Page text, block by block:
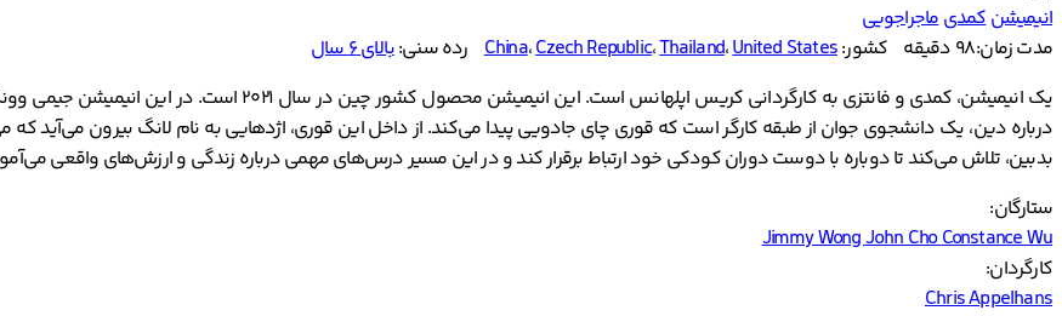
انیمیشنکمدیماجراجویی
مدت زمان: 98 دقیقه
کشور: China،Czech Republic،Thailand،United States رده سنی:بالای ۶ سال
یک انیمیشن، کمدی و فانتزی به کارگردانی کریس اپلهانس
درباره دین، یک دانشجوی جوان از طبقه کارگر است که قوری چای جادویی پیدا می‌کند. از داخل این قوری، اژدهایی به نام لانگ بیرون می‌آید که
بدبین، تلاش می‌کند تا دوباره با دوست دوران کودکی خود ارتباط برقرار کند و در این مسیر درس‌های مهمی درباره زندگی و ارزش‌های واقعی
ستارگان:
Jimmy WongJohn ChoConstance Wu
کارگردان:
Chris Appelhans